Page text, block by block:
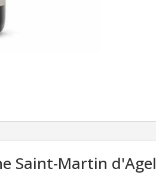
Saint-Martin d'Agel